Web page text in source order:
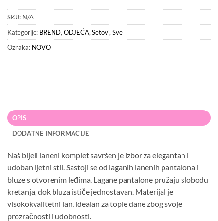
SKU: N/A
Kategorije: BREND, ODJEĆA, Setovi, Sve
Oznaka: NOVO
OPIS
DODATNE INFORMACIJE
Naš bijeli laneni komplet savršen je izbor za elegantan i
udoban ljetni stil. Sastoji se od laganih lanenih pantalona i
bluze s otvorenim leđima. Lagane pantalone pružaju slobodu
kretanja, dok bluza ističe jednostavan. Materijal je
visokokvalitetni lan, idealan za tople dane zbog svoje
prozračnosti i udobnosti.